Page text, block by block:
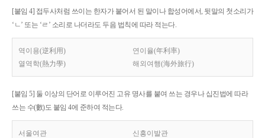
[붙임 4] 접두사처럼 쓰이는 한자가 붙어서 된 말이나 합성어에서, 뒷말의 첫소리가
‘ㄴ’ 또는 ‘ㄹ’ 소리로 나더라도 두음 법칙에 따라 적는다.
역이용(逆利用)
연이율(年利率)
열역학(熱力學)
해외여행(海外旅行)
[붙임 5] 둘 이상의 단어로 이루어진 고유 명사를 붙여 쓰는 경우나 십진법에 따라
쓰는 수(數)도 붙임 4에 준하여 적는다.
서울여관 신흥이발관